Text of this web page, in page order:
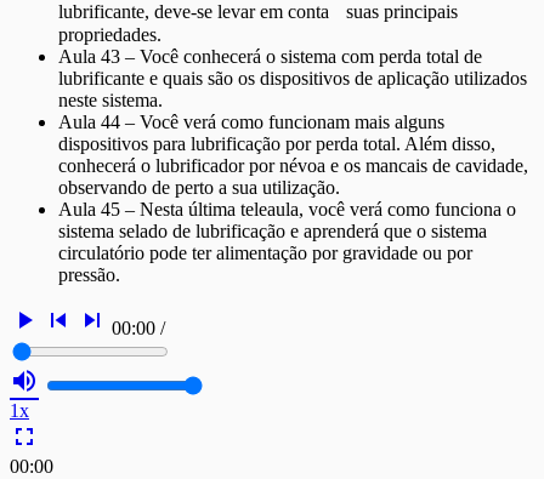
lubrificante, deve-se levar em conta suas principais
propriedades.
Aula 43 – Você conhecerá o sistema com perda total de
lubrificante e quais são os dispositivos de aplicação utilizados
neste sistema.
Aula 44 – Você verá como funcionam mais alguns
dispositivos para lubrificação por perda total. Além disso,
conhecerá o lubrificador por névoa e os mancais de cavidade,
observando de perto a sua utilização.
Aula 45 – Nesta última teleaula, você verá como funciona o
sistema selado de lubrificação e aprenderá que o sistema
circulatório pode ter alimentação por gravidade ou por
pressão.
play_arrow skip_previous skip_next 00:00 /
volume_up
1x
fullscreen
00:00